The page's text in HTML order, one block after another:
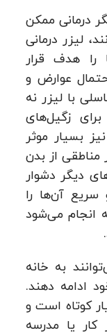
درمانی ممکن
لیزر درمانی
را هدف قرار
عوارض و
با لیزر نه
زگیل‌های
بسیار موثر
از بدن
دیگر دشوار
سریع آن‌ها را
انجام می‌شود
به خانه
ادامه دهند.
کوتاه است و
یا مدرسه